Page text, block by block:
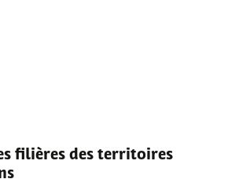
filières des territoires